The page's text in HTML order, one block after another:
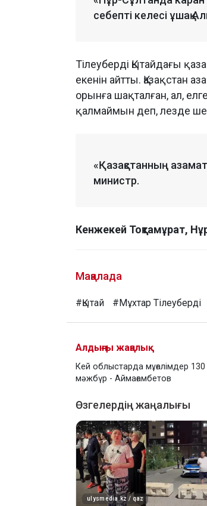
себепті келесі ұшақ
Тілеуберді Қытайдағы
екенін айтты. Қазақстан
орынға шақталған, ал,
қалмаймын деп, лезде
«Қазақстанның
министр.
Кенжекей Тоқтамұрат,
Мақалада
#Қытай #Мұхтар Тілеуберді
Алдыңғы жаңалық
Кей облыстарда мұғалімдер 130
мәжбүр - Аймағамбетов